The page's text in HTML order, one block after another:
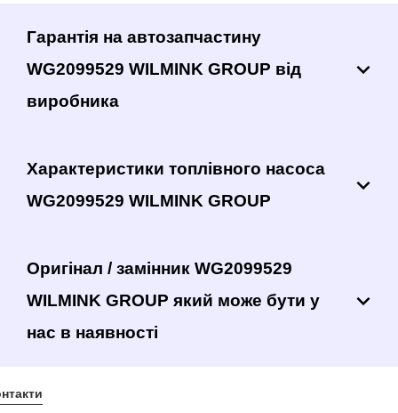
Гарантія на автозапчастину
WG2099529 WILMINK GROUP від
виробника
Характеристики топлівного насоса
WG2099529 WILMINK GROUP
Оригінал / замінник WG2099529
WILMINK GROUP який може бути у
нас в наявності